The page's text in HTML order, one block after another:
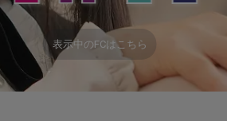
表示中のFCはこちら